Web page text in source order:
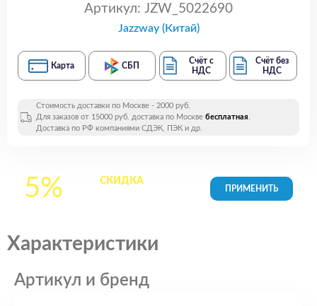
Артикул: JZW_5022690
Jazzway (Китай)
Карта СБП
Счёт с
НДС
Счёт без
НДС
Стоимость доставки по Москве - 2000 руб.
Для заказов от 15000 руб. доставка по Москве бесплатная.
Доставка по РФ компаниями СДЭК, ПЭК и др.
5% СКИДКАна все
Характеристики
Артикул и бренд